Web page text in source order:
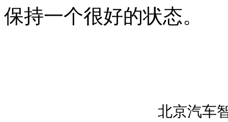
保持一个很好的状态。
北京汽车